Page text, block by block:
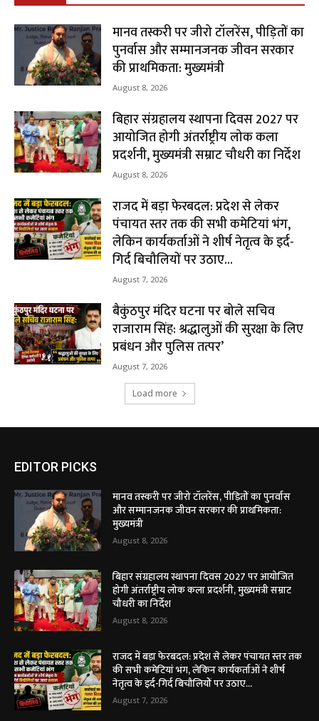
मानव तस्करी पर जीरो टॉलरेंस, पीड़ितों का
पुनर्वास और सम्मानजनक जीवन सरकार
की प्राथमिकता: मुख्यमंत्री
August 8, 2026
बिहार संग्रहालय स्थापना दिवस 2027 पर
आयोजित होगी अंतर्राष्ट्रीय लोक कला
प्रदर्शनी, मुख्यमंत्री सम्राट चौधरी का निर्देश
August 8, 2026
राजद में बड़ा फेरबदल: प्रदेश से लेकर
पंचायत स्तर तक की सभी कमेटियां भंग,
लेकिन कार्यकर्ताओं ने शीर्ष नेतृत्व के इर्द-
गिर्द बिचौलियों पर उठाए...
August 7, 2026
बैकुंठपुर मंदिर घटना पर बोले सचिव
राजाराम सिंह: श्रद्धालुओं की सुरक्षा के लिए
प्रबंधन और पुलिस तत्पर’
August 7, 2026
Load more
EDITOR PICKS
मानव तस्करी पर जीरो टॉलरेंस, पीड़ितों का पुनर्वास
और सम्मानजनक जीवन सरकार की प्राथमिकता:
मुख्यमंत्री
August 8, 2026
बिहार संग्रहालय स्थापना दिवस 2027 पर आयोजित
होगी अंतर्राष्ट्रीय लोक कला प्रदर्शनी, मुख्यमंत्री सम्राट
चौधरी का निर्देश
August 8, 2026
राजद में बड़ा फेरबदल: प्रदेश से लेकर पंचायत स्तर तक
की सभी कमेटियां भंग, लेकिन कार्यकर्ताओं ने शीर्ष
नेतृत्व के इर्द-गिर्द बिचौलियों पर उठाए...
August 7, 2026